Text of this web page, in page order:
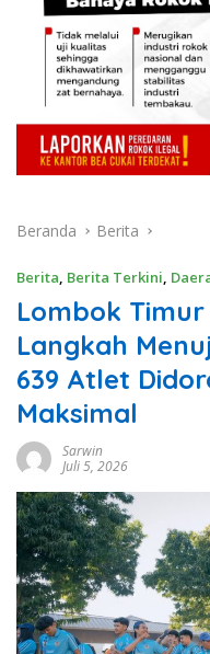
Beranda Berita
Berita, Berita Terkini,
Lombok
Langkah
639 Atlet
Maksimal
Sarwin
Juli 5, 2026